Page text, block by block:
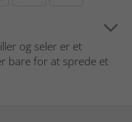
og seler er et
bare for at sprede et